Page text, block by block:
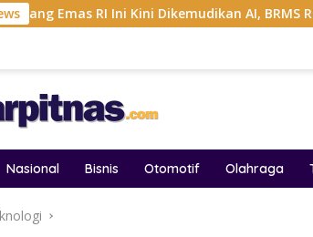
RI Ini Kini Dikemudikan AI, BRMS Resmi
Nasional Bisnis Otomotif Olahraga